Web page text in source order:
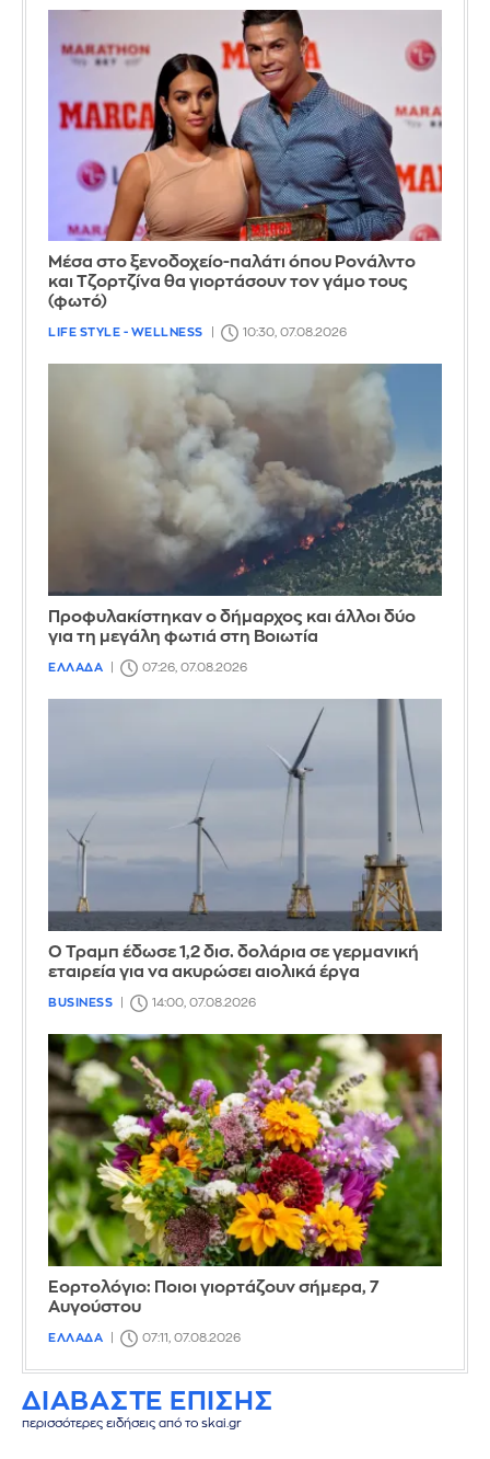
Μέσα στο ξενοδοχείο-παλάτι όπου Ρονάλντο
και Τζορτζίνα θα γιορτάσουν τον γάμο τους
(φωτό)
LIFE STYLE - WELLNESS 10:30, 07.08.2026
Προφυλακίστηκαν ο δήμαρχος και άλλοι δύο
για τη μεγάλη φωτιά στη Βοιωτία
ΕΛΛΑΔΑ 07:26, 07.08.2026
Ο Τραμπ έδωσε 1,2 δισ. δολάρια σε γερμανική
εταιρεία για να ακυρώσει αιολικά έργα
BUSINESS 14:00, 07.08.2026
Εορτολόγιο: Ποιοι γιορτάζουν σήμερα, 7
Αυγούστου
ΕΛΛΑΔΑ 07:11, 07.08.2026
ΔΙΑΒΑΣΤΕ ΕΠΙΣΗΣ
περισσότερες ειδήσεις από το skai.gr